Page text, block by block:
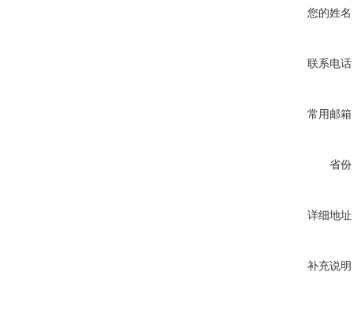
您的姓名
联系电话
常用邮箱
省份
详细地址
补充说明